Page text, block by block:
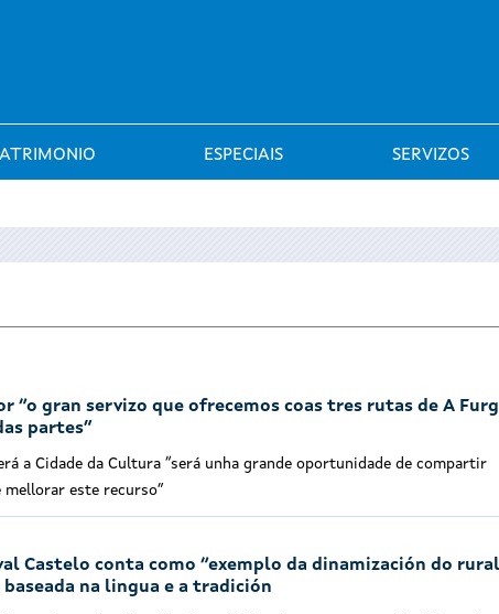
ESPECIAIS SERVIZOS
“o gran servizo que ofrecemos coas tres rutas de A
partes”
a Cidade da Cultura “será unha grande oportunidade de compartir
este recurso”
Castelo conta como “exemplo da dinamización do
na lingua e a tradición